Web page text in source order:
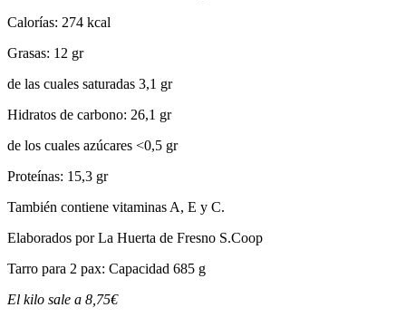
Calorías: 274 kcal
Grasas: 12 gr
de las cuales saturadas 3,1 gr
Hidratos de carbono: 26,1 gr
de los cuales azúcares <0,5 gr
Proteínas: 15,3 gr
También contiene vitaminas A, E y C.
Elaborados por La Huerta de Fresno S.Coop
Tarro para 2 pax: Capacidad 685 g
El kilo sale a 8,75€